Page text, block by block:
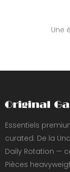
Une
Essentiels
curated. De la
Daily Rotation —
Pièces